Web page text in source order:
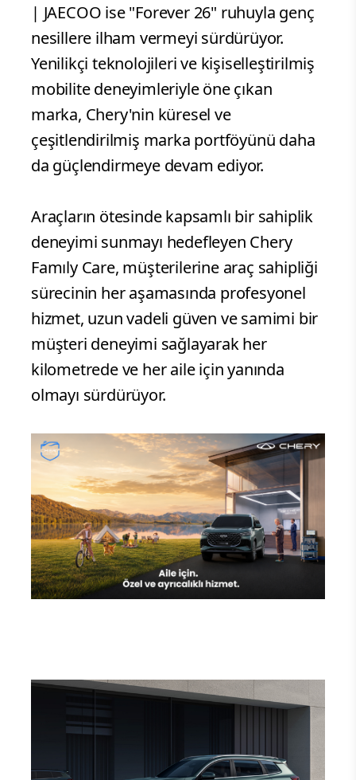
| JAECOO ise "Forever 26" ruhuyla genç
nesillere ilham vermeyi sürdürüyor.
Yenilikçi teknolojileri ve kişiselleştirilmiş
mobilite deneyimleriyle öne çıkan
marka, Chery'nin küresel ve
çeşitlendirilmiş marka portföyünü daha
da güçlendirmeye devam ediyor.
Araçların ötesinde kapsamlı bir sahiplik
deneyimi sunmayı hedefleyen Chery
Famıly Care, müşterilerine araç sahipliği
sürecinin her aşamasında profesyonel
hizmet, uzun vadeli güven ve samimi bir
müşteri deneyimi sağlayarak her
kilometrede ve her aile için yanında
olmayı sürdürüyor.